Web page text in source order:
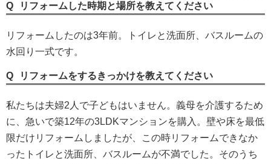
リフォームした時期と場所を教えてください
リフォームしたのは3年前。トイレと洗面所、バスルームの
水回り一式です。
リフォームをするきっかけを教えてください
私たちは夫婦2人で子どもはいません。義母を介護するため
に、急いで築12年の3LDKマンションを購入。壁や床を最低
限だけリフォームしましたが、この時リフォームできなか
ったトイレと洗面所、バスルームが不満でした。そのうち